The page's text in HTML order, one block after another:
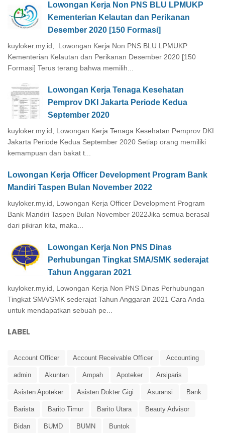
Lowongan Kerja Non PNS BLU LPMUKP
Kementerian Kelautan dan Perikanan
Desember 2020 [150 Formasi]
kuyloker.my.id, Lowongan Kerja Non PNS BLU LPMUKP
Kementerian Kelautan dan Perikanan Desember 2020 [150
Formasi] Terus terang bahwa memilih...
Lowongan Kerja Tenaga Kesehatan
Pemprov DKI Jakarta Periode Kedua
September 2020
kuyloker.my.id, Lowongan Kerja Tenaga Kesehatan Pemprov DKI
Jakarta Periode Kedua September 2020 Setiap orang memiliki
kemampuan dan bakat t...
Lowongan Kerja Officer Development Program Bank
Mandiri Taspen Bulan November 2022
kuyloker.my.id, Lowongan Kerja Officer Development Program
Bank Mandiri Taspen Bulan November 2022Jika semua berasal
dari pikiran kita, maka...
Lowongan Kerja Non PNS Dinas
Perhubungan Tingkat SMA/SMK sederajat
Tahun Anggaran 2021
kuyloker.my.id, Lowongan Kerja Non PNS Dinas Perhubungan
Tingkat SMA/SMK sederajat Tahun Anggaran 2021 Cara Anda
untuk mendapatkan sebuah pe...
LABEL
Account Officer Account Receivable Officer Accounting
admin Akuntan Ampah Apoteker Arsiparis
Asisten Apoteker Asisten Dokter Gigi Asuransi Bank
Barista Barito Timur Barito Utara Beauty Advisor
Bidan BUMD BUMN Buntok